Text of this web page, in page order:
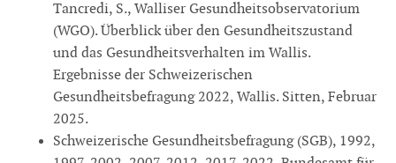
Tancredi, S., Walliser Gesundheitsobservatorium
(WGO). Überblick über den Gesundheitszustand
und das Gesundheitsverhalten im Wallis.
Ergebnisse der Schweizerischen
Gesundheitsbefragung 2022, Wallis. Sitten, Februar
2025.
Schweizerische Gesundheitsbefragung (SGB), 1992,